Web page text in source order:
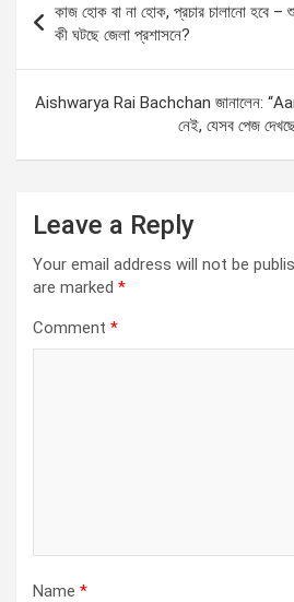
navigation
কাজ হোক বা না হোক, প্রচার চালানো হবে –
কী ঘটছে জেলা প্রশাসনে?
Aishwarya Rai Bachchan জানালেন:
নেই, যেসব পেজ
Leave a Reply
Your email address will not be
are marked *
Comment *
Name *